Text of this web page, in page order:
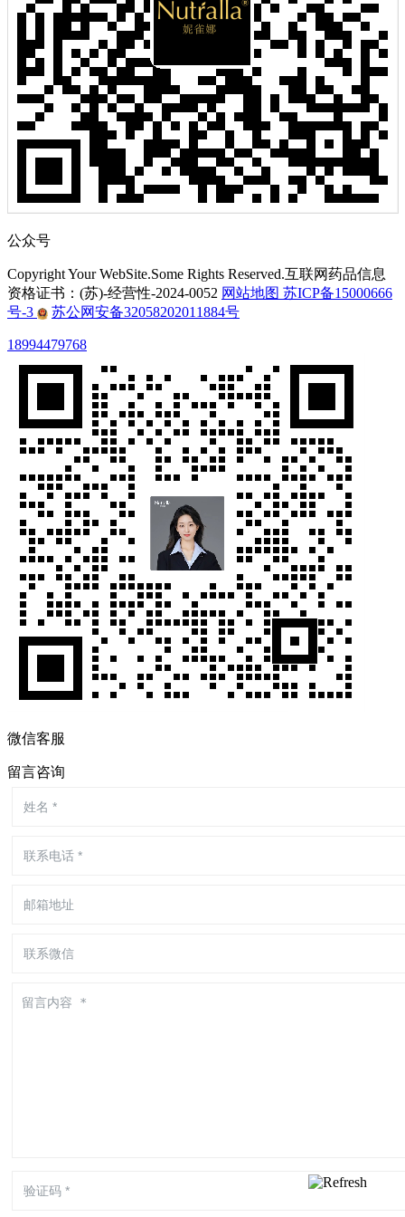
公众号
Copyright Your WebSite.Some Rights Reserved.互联网药品信息
资格证书：(苏)-经营性-2024-0052 网站地图 苏ICP备15000666
号-3
苏公网安备32058202011884号
18994479768
微信客服
留言咨询